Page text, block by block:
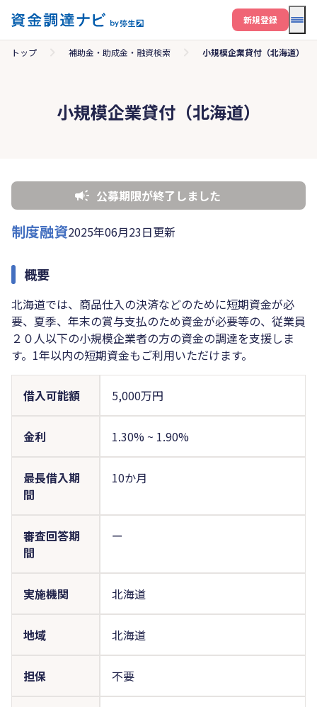
メ
新規登録
トップ 補助金・助成金・融資検索 小規模企業貸付（北海道）
小規模企業貸付（北海道）
公募期限が終了しました
制度融資2025年06月23日更新
概要
北海道では、商品仕入の決済などのために短期資金が必
要、夏季、年末の賞与支払のため資金が必要等の、従業員
２０人以下の小規模企業者の方の資金の調達を支援しま
す。1年以内の短期資金もご利用いただけます。
借入可能額 5,000万円
金利 1.30% ~ 1.90%
最長借入期
間
10か月
審査回答期
間
ー
実施機関 北海道
地域 北海道
担保 不要